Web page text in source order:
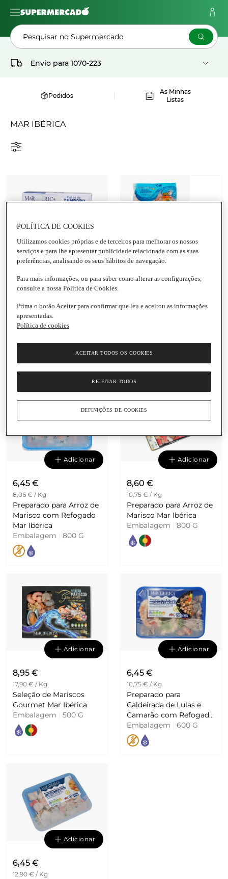
Pesquisar no Supermercado
Envio para 1070-223
Pedidos
As Minhas
Listas
MAR IBÉRICA
Adicionar
3,49 € 3,69 €
13,96 € / Kg
Ibérica
Embalagem
10,09 €
33,63 € / Kg
Miolo de
Camarão 10-20
Ibérica
Embalagem|
4.0 (1)
Adicionar
6,45 €
8,06 € / Kg
Preparado para Arroz de
Marisco com Refogado
Mar Ibérica
Embalagem
800 G
Adicionar
8,60 €
10,75 € / Kg
Preparado para Arroz de
Marisco Mar Ibérica
Embalagem
800 G
Adicionar
8,95 €
17,90 € / Kg
Seleção de Mariscos
Gourmet Mar Ibérica
Embalagem
500 G
Adicionar
6,45 €
10,75 € / Kg
Preparado para
Caldeirada de Lulas e
Camarão com Refogado
Mar Ibérica
Embalagem 600 G
Adicionar
6,45 €
12,90 € / Kg
POLÍTICA DE COOKIES
Utilizamos cookies próprias e de terceiros para melhorar os nossos
serviços e para lhe apresentar publicidade relacionada com as suas
preferências, analisando os seus hábitos de navegação.
Para mais informações, ou para saber como alterar as configurações,
consulte a nossa Política de Cookies.
Prima o botão Aceitar para confirmar que leu e aceitou as informações
apresentadas.
Política de cookies
REJEITAR TODOS
ACEITAR TODOS OS COOKIES
DEFINIÇÕES DE COOKIES